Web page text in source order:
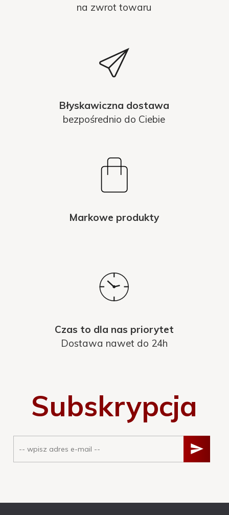
na zwrot towaru
Błyskawiczna dostawa
bezpośrednio do Ciebie
Markowe produkty
Czas to dla nas priorytet
Dostawa nawet do 24h
Subskrypcja